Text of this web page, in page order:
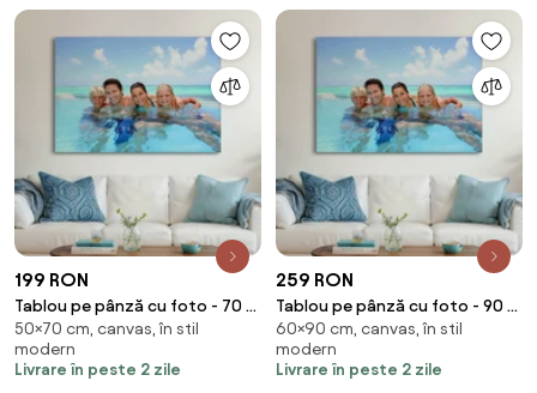
199 RON
Tablou pe pânză cu foto - 70 x
50 cm (70x50 cm)
50×70 cm, canvas, în stil
modern
Livrare în peste 2 zile
259 RON
Tablou pe pânză cu foto - 90 x
60 cm (90x60 cm)
60×90 cm, canvas, în stil
modern
Livrare în peste 2 zile